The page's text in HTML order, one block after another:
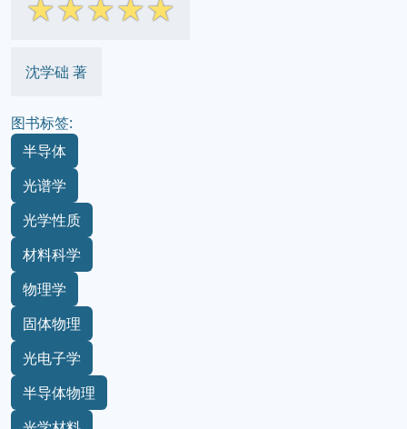
☆☆☆☆☆
沈学础 著
图书标签:
半导体
光谱学
光学性质
材料科学
物理学
固体物理
光电子学
半导体物理